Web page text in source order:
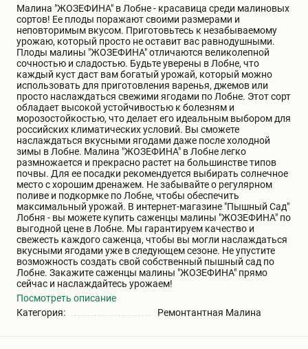
Шарафуга
Бирючина
Плющ
Овсяница
Кустарники
ПАМПАСНАЯ ТРАВА
(КОРТАДЕРИЯ)
Кизильник саженец
Олеандр саженцы
Экзотические растения
Декоративные саженцы
Комнатные растения
Хвойные саженцы
Клематис
Глициния
Гвоздика саженцы
Малина "ЖОЗЕФИНА" в Лобне - красавица среди малиновых
сортов! Ее плоды поражают своими размерами и
неповторимым вкусом. Приготовьтесь к незабываемому
урожаю, который просто не оставит вас равнодушными.
Плоды малины "ЖОЗЕФИНА" отличаются великолепной
сочностью и сладостью. Будьте уверены в Лобне, что
каждый куст даст вам богатый урожай, который можно
использовать для приготовления варенья, джемов или
просто наслаждаться свежими ягодами по Лобне. Этот сорт
обладает высокой устойчивостью к болезням и
морозостойкостью, что делает его идеальным выбором для
российских климатических условий. Вы сможете
наслаждаться вкусными ягодами даже после холодной
зимы в Лобне. Малина "ЖОЗЕФИНА" в Лобне легко
размножается и прекрасно растет на большинстве типов
почвы. Для ее посадки рекомендуется выбирать солнечное
место с хорошим дренажем. Не забывайте о регулярном
поливе и подкормке по Лобне, чтобы обеспечить
максимальный урожай. В интернет-магазине "Пышный Сад"
Лобня - вы можете купить саженцы малины "ЖОЗЕФИНА" по
выгодной цене в Лобне. Мы гарантируем качество и
свежесть каждого саженца, чтобы вы могли наслаждаться
вкусными ягодами уже в следующем сезоне. Не упустите
возможность создать свой собственный пышный сад по
Лобне. Закажите саженцы малины "ЖОЗЕФИНА" прямо
сейчас и наслаждайтесь урожаем!
Посмотреть описание
Категория:
Ремонтантная Малина